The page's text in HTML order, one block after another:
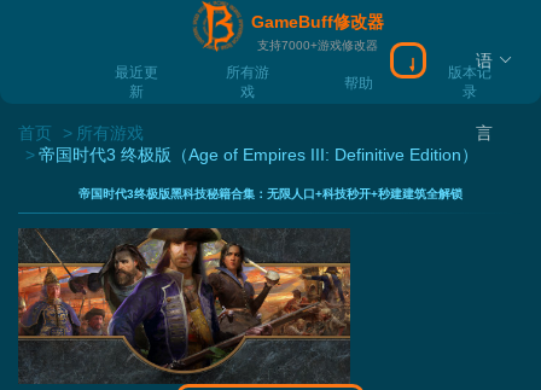
GameBuff修改器
支持7000+游戏修改器
最近更
新
所有游
戏
帮助
版本记
录
下载Gamebuff
语
言
首页
所有游戏
帝国时代3 终极版（Age of Empires III: Definitive Edition）
帝国时代3终极版黑科技秘籍合集：无限人口+科技秒开+秒建建筑全解锁